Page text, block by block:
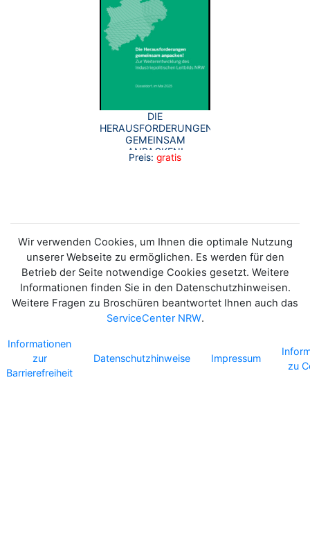
DIE
HERAUSFORDERUNGEN
GEMEINSAM
ANPACKEN!
Preis: gratis
Wir verwenden Cookies, um Ihnen die optimale Nutzung
unserer Webseite zu ermöglichen. Es werden für den
Betrieb der Seite notwendige Cookies gesetzt. Weitere
Informationen finden Sie in den Datenschutzhinweisen.
Weitere Fragen zu Broschüren beantwortet Ihnen auch das
ServiceCenter NRW.
Informationen
zur
Barrierefreiheit
Datenschutzhinweise Impressum
zu